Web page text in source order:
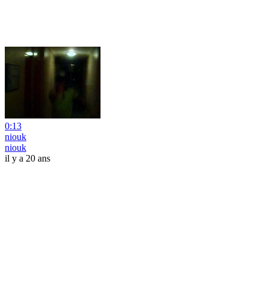
0:13
niouk
niouk
il y a 20 ans